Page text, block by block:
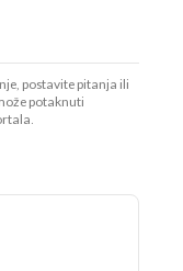
postavite pitanja ili
potaknuti